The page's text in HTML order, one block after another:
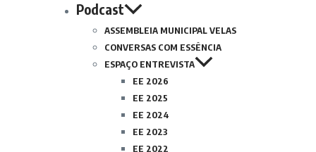
Podcast
ASSEMBLEIA MUNICIPAL VELAS
CONVERSAS COM ESSÊNCIA
ESPAÇO ENTREVISTA
EE 2026
EE 2025
EE 2024
EE 2023
EE 2022